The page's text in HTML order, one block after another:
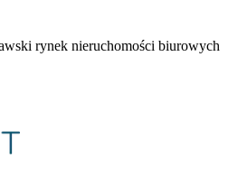
rynek nieruchomości biurowych